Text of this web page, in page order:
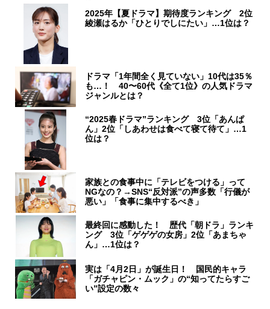
2025年【夏ドラマ】期待度ランキング 2位
綾瀬はるか「ひとりでしにたい」…1位は？
ドラマ「1年間全く見ていない」10代は35％
も…！ 40〜60代《全て1位》の人気ドラマ
ジャンルとは？
“2025春ドラマ”ランキング 3位「あんぱ
ん」2位「しあわせは食べて寝て待て」…1
位は？
家族との食事中に「テレビをつける」って
NGなの？→SNS“反対派”の声多数「行儀が
悪い」「食事に集中するべき」
最終回に感動した！ 歴代「朝ドラ」ランキ
ング 3位「ゲゲゲの女房」2位「あまちゃ
ん」…1位は？
実は「4月2日」が誕生日！ 国民的キャラ
「ガチャピン・ムック」の“知ってたらすご
い”設定の数々